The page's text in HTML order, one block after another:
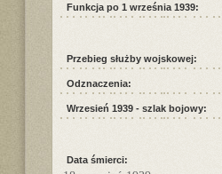
Funkcja po 1 września 1939:
Przebieg służby wojskowej:
Odznaczenia:
Wrzesień 1939 - szlak bojowy:
Data śmierci: